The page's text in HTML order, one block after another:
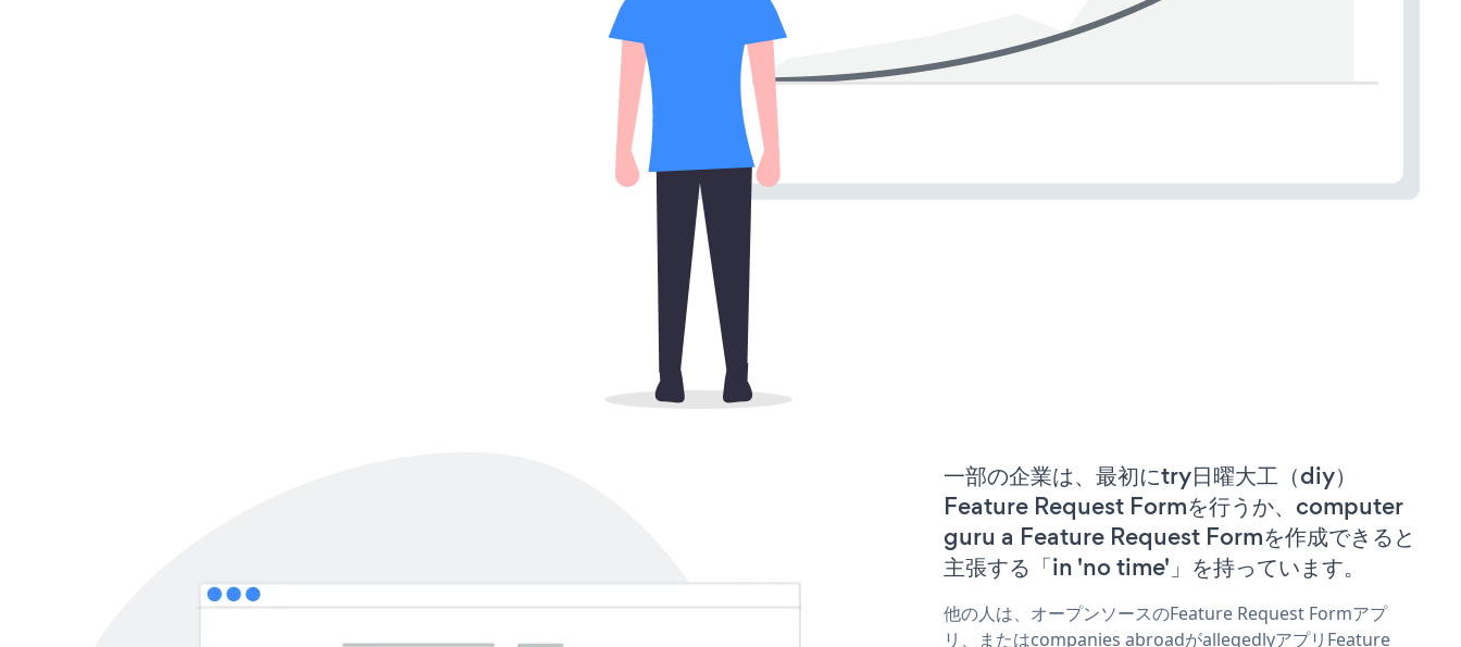
一部の企業は、最初にtry日曜大工（diy）
Feature Request Formを行うか、computer
guru a Feature Request Formを作成できると
主張する「in 'no time'」を持っています。
他の人は、オープンソースのFeature Request Formアプ
リ、またはcompanies abroadがallegedlyアプリFeature